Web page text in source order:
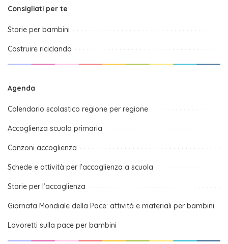
Consigliati per te
Storie per bambini
Costruire riciclando
Agenda
Calendario scolastico regione per regione
Accoglienza scuola primaria
Canzoni accoglienza
Schede e attività per l’accoglienza a scuola
Storie per l’accoglienza
Giornata Mondiale della Pace: attività e materiali per bambini
Lavoretti sulla pace per bambini